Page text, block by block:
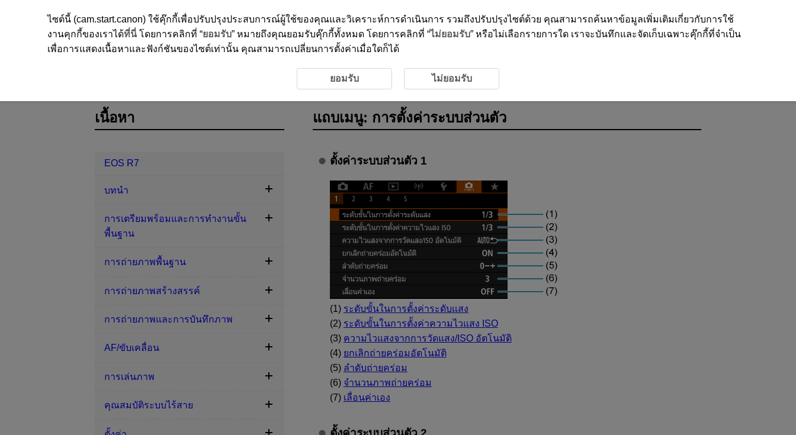
การตั้งค่าระบบส่วนตัว/เมนูส่วนตัว
แถบเมนู: การตั้งค่าระบบส่วนตัว
ตั้งค่าระบบส่วนตัว 1
(1) ระดับขั้นในการตั้งค่าระดับแสง
(2) ระดับขั้นในการตั้งค่าความไวแสง ISO
(3) ความไวแสงจากการวัดแสง/ISO อัตโนมัติ
(4) ยกเลิกถ่ายคร่อมอัตโนมัติ
(5) ลำดับถ่ายคร่อม
(6) จำนวนภาพถ่ายคร่อม
(7) เลื่อนค่าเอง
เนื้อหา
EOS R7
บทนำ
การเตรียมพร้อมและการทำงานขั้น
พื้นฐาน
การถ่ายภาพพื้นฐาน
การถ่ายภาพสร้างสรรค์
การถ่ายภาพและการบันทึกภาพ
AF/ขับเคลื่อน
การเล่นภาพ
คุณสมบัติระบบไร้สาย
ไซต์นี้ (cam.start.canon) ใช้คุ๊กกี้เพื่อปรับปรุงประสบการณ์ผู้ใช้ของคุณและวิเคราะห์การดำเนินการ รวมถึงปรับปรุงไซต์ด้วย คุณสามารถค้นหาข้อมูลเพิ่มเติมเกี่ยวกับการใช้
งานคุกกี้ของเราได้ที่นี่โดยการคลิกที่ “ยอมรับ” หมายถึงคุณยอมรับคุ๊กกี้ทั้งหมด โดยการคลิกที่ “ไม่ยอมรับ” หรือไม่เลือกรายการใด เราจะบันทึกและจัดเก็บเฉพาะคุ๊กกี้ที่จำเป็น
เพื่อการแสดงเนื้อหาและฟังก์ชันของไซต์เท่านั้น คุณสามารถเปลี่ยนการตั้งค่าเมื่อใดก็ได้
ยอมรับ ไม่ยอมรับ